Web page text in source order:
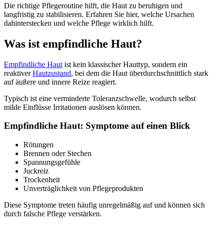
Die richtige Pflegeroutine hilft, die Haut zu beruhigen und
langfristig zu stabilisieren. Erfahren Sie hier, welche Ursachen
dahinterstecken und welche Pflege wirklich hilft.
Was ist empfindliche Haut?
Empfindliche Haut ist kein klassischer Hauttyp, sondern ein
reaktiverHautzustand, bei dem die Haut überdurchschnittlich stark
auf äußere und innere Reize reagiert.
Typisch ist eine verminderte Toleranzschwelle, wodurch selbst
milde Einflüsse Irritationen auslösen können.
Empfindliche Haut: Symptome auf einen Blick
Rötungen
Brennen oder Stechen
Spannungsgefühle
Juckreiz
Trockenheit
Unverträglichkeit von Pflegeprodukten
Diese Symptome treten häufig unregelmäßig auf und können sich
durch falsche Pflege verstärken.